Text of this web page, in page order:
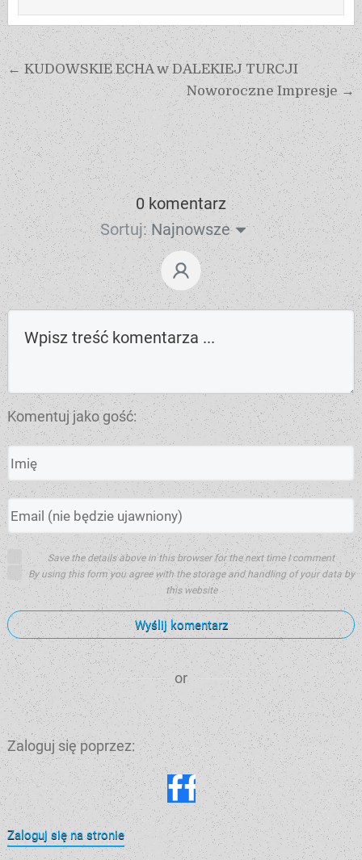
← KUDOWSKIE ECHA w DALEKIEJ TURCJI
Noworoczne Impresje →
0 komentarz
Sortuj: Najnowsze
Komentuj jako gość:
Save the details above in this browser for the next time I comment
By using this form you agree with the storage and handling of your data by
this website
Wyślij komentarz
or
Zaloguj się poprzez:
Zaloguj się na stronie